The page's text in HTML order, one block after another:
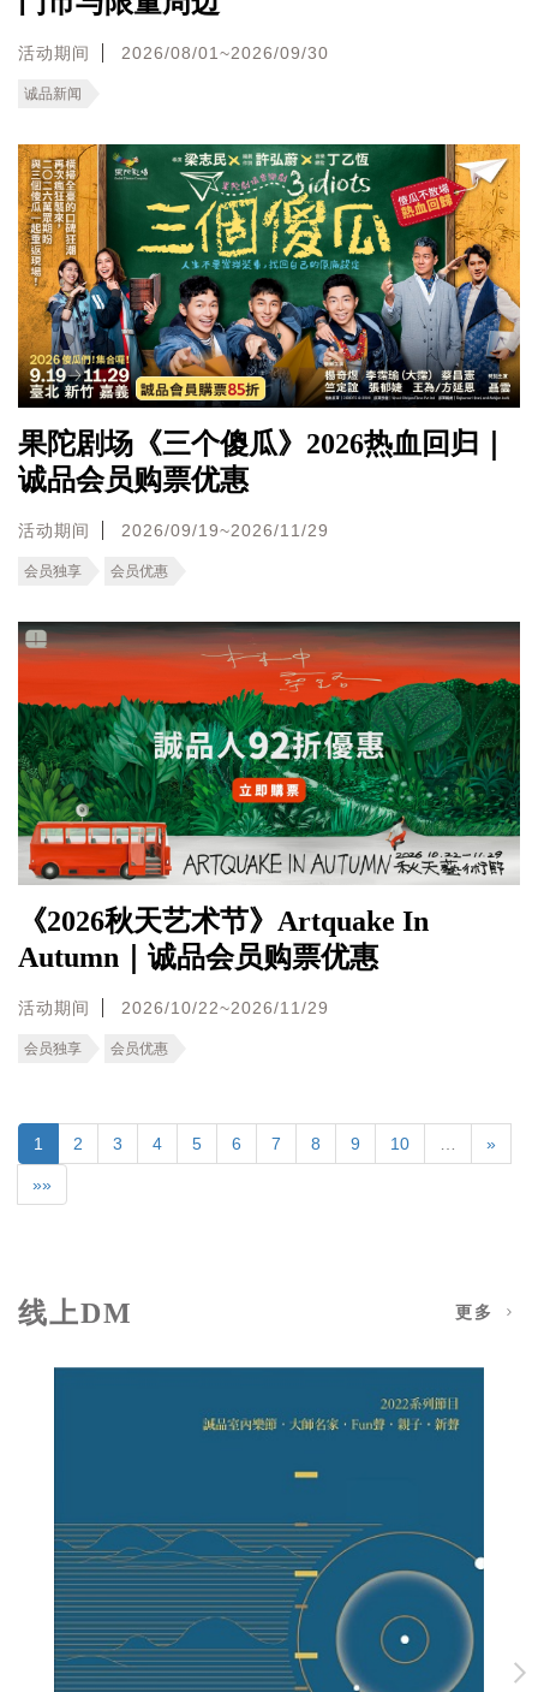
活动期间 2026/08/01~2026/09/30
诚品新闻
果陀剧场《三个傻瓜》2026热血回归｜
诚品会员购票优惠
活动期间 2026/09/19~2026/11/29
会员独享 会员优惠
《2026秋天艺术节》Artquake In
Autumn｜诚品会员购票优惠
活动期间 2026/10/22~2026/11/29
会员独享 会员优惠
1 2 3 4 5 6 7 8 9 10 »
»»
线上DM 更多